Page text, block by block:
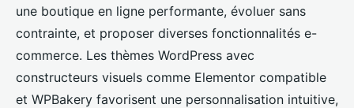
une boutique en ligne performante, évoluer sans
contrainte, et proposer diverses fonctionnalités e-
commerce. Les thèmes WordPress avec
constructeurs visuels comme Elementor compatible
et WPBakery favorisent une personnalisation intuitive,